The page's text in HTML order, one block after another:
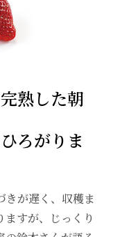
熟した朝
ろがりま
きが遅く、収穫ま
すが、じっくり